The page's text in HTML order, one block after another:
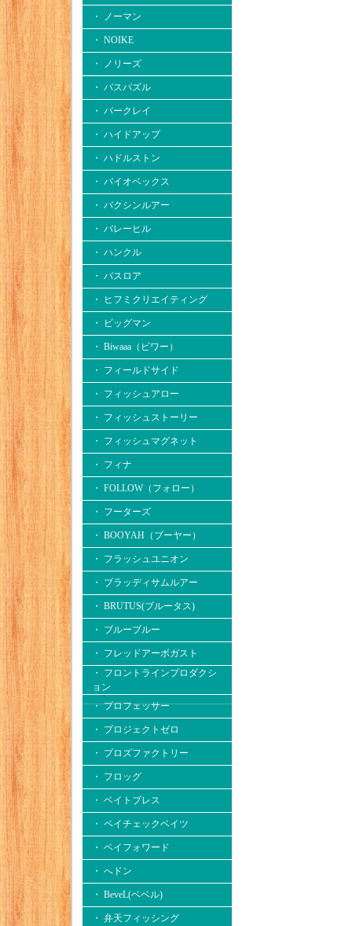
・ ノーマン
・ NOIKE
・ ノリーズ
・ バスパズル
・ バークレイ
・ ハイドアップ
・ ハドルストン
・ バイオベックス
・ バクシンルアー
・ バレーヒル
・ ハンクル
・ バスロア
・ ヒフミクリエイティング
・ ビッグマン
・ Biwaaa（ビワー）
・ フィールドサイド
・ フィッシュアロー
・ フィッシュストーリー
・ フィッシュマグネット
・ フィナ
・ FOLLOW（フォロー）
・ フーターズ
・ BOOYAH（ブーヤー）
・ フラッシュユニオン
・ ブラッディサムルアー
・ BRUTUS(ブルータス)
・ ブルーブルー
・ フレッドアーボガスト
・ フロントラインプロダクシ
ョン
・ プロフェッサー
・ プロジェクトゼロ
・ プロズファクトリー
・ フロッグ
・ ベイトブレス
・ ペイチェックベイツ
・ ペイフォワード
・ へドン
・ BeveL(ベベル)
・ 弁天フィッシング